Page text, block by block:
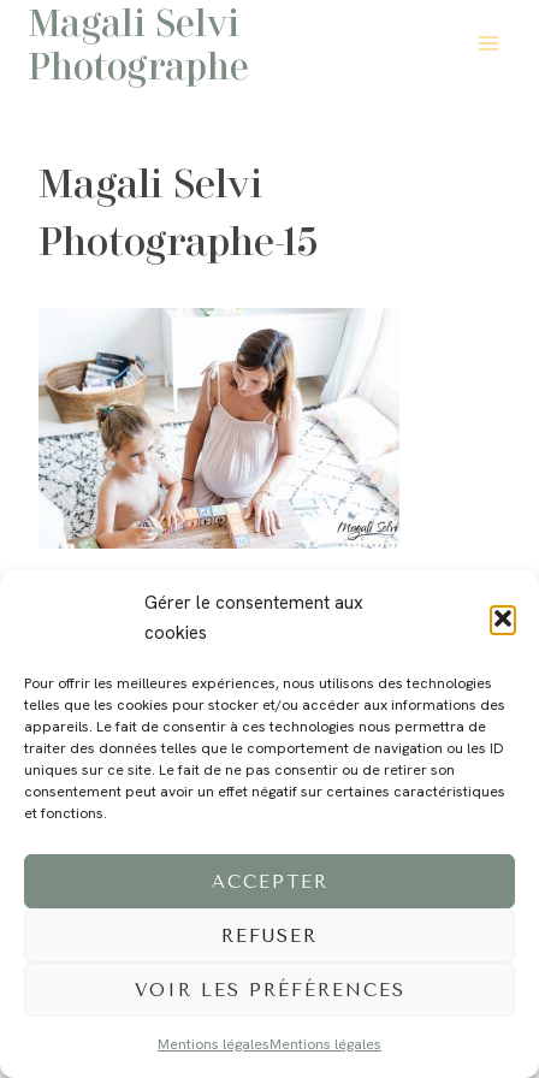
Gérer le consentement aux
cookies
Pour offrir les meilleures expériences, nous utilisons des technologies
telles que les cookies pour stocker et/ou accéder aux informations des
appareils. Le fait de consentir à ces technologies nous permettra de
traiter des données telles que le comportement de navigation ou les ID
uniques sur ce site. Le fait de ne pas consentir ou de retirer son
consentement peut avoir un effet négatif sur certaines caractéristiques
et fonctions.
ACCEPTER
REFUSER
VOIR LES PRÉFÉRENCES
Mentions légalesMentions légales
Aller
contenu
Magali Selvi
Photographe
Magali Selvi
Photographe-15
MAGALI PRESTATIONS YOGA VOYAGE BLOG CONTACT
©2024 EI Magali Selvi - Photographe Famille et Mariage - Nice - Côte d'Azur -